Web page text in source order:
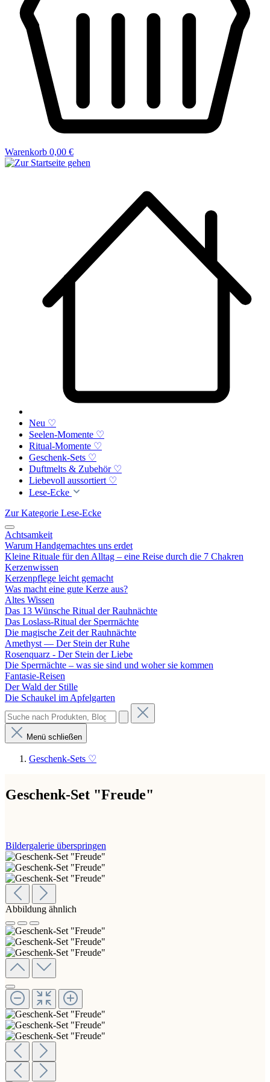
Warenkorb 0,00 €
Neu ♡
Seelen-Momente ♡
Ritual-Momente ♡
Geschenk-Sets ♡
Duftmelts & Zubehör ♡
Liebevoll aussortiert ♡
Lese-Ecke
Zur Kategorie Lese-Ecke
Achtsamkeit
Warum Handgemachtes uns erdet
Kleine Rituale für den Alltag – eine Reise durch die 7 Chakren
Kerzenwissen
Kerzenpflege leicht gemacht
Was macht eine gute Kerze aus?
Altes Wissen
Das 13 Wünsche Ritual der Rauhnächte
Das Loslass-Ritual der Sperrnächte
Die magische Zeit der Rauhnächte
Amethyst — Der Stein der Ruhe
Rosenquarz - Der Stein der Liebe
Die Sperrnächte – was sie sind und woher sie kommen
Fantasie-Reisen
Der Wald der Stille
Die Schaukel im Apfelgarten
Menü schließen
Geschenk-Sets ♡
Geschenk-Set "Freude"
Bildergalerie überspringen
Abbildung ähnlich